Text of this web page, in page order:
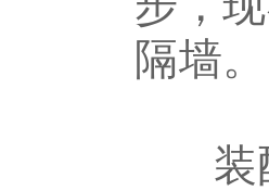
隔墙。
装